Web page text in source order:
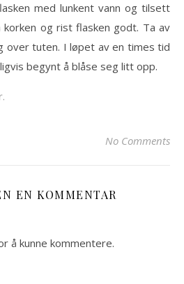
med lunkent vann og tilsett
og rist flasken godt. Ta av
over tuten. I løpet av en times tid
begynt å blåse seg litt opp.
No Comments
EN KOMMENTAR
å kunne kommentere.